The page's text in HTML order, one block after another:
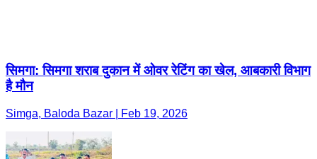
सिमगा: सिमगा शराब दुकान में ओवर रेटिंग का खेल, आबकारी विभाग
है मौन
Simga, Baloda Bazar | Feb 19, 2026